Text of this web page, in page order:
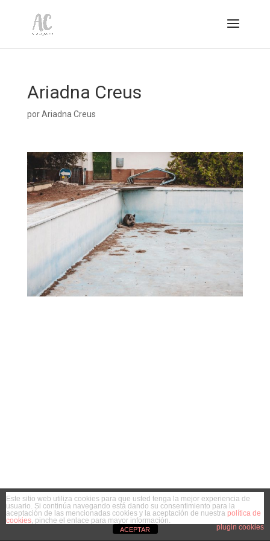
Ariadna Creus
porAriadna Creus
Este sitio web utiliza cookies para que usted tenga la mejor experiencia de
usuario. Si continúa navegando está dando su consentimiento para la
aceptación de las mencionadas cookies y la aceptación de nuestra política de
cookies, pinche el enlace para mayor información.
plugin cookies
ACEPTAR